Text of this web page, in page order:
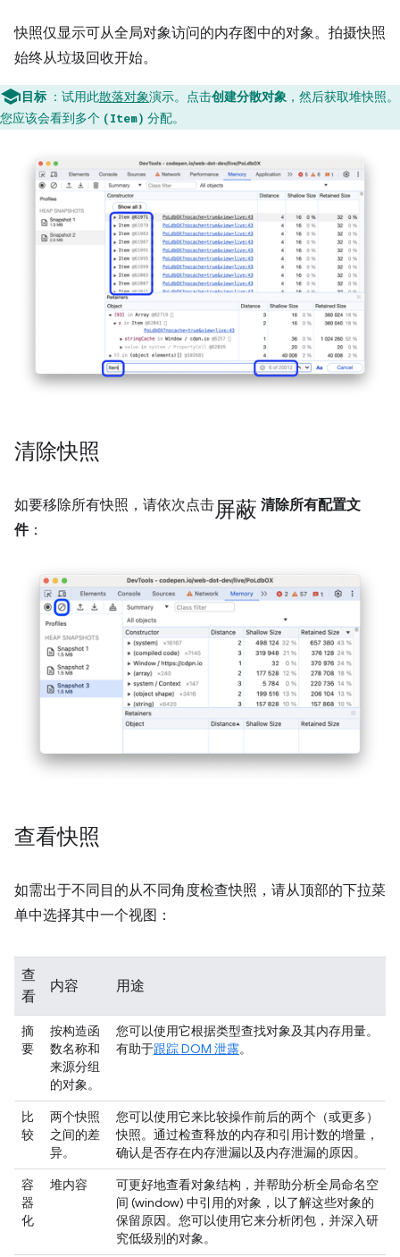
快照仅显示可从全局对象访问的内存图中的对象。拍摄快照
始终从垃圾回收开始。
目标 ：试用此散落对象演示。点击创建分散对象 ，然后获取堆快照。
您应该会看到多个 (Item) 分配。
清除快照
如要移除所有快照，请依次点击 屏蔽 清除所有配置文
件：
查看快照
如需出于不同目的从不同角度检查快照，请从顶部的下拉菜
单中选择其中一个视图：
查
看
内容 用途
摘
要
按构造函
数名称和
来源分组
的对象。
您可以使用它根据类型查找对象及其内存用量。
有助于跟踪 DOM 泄露。
比
较
两个快照
之间的差
异。
您可以使用它来比较操作前后的两个（或更多）
快照。通过检查释放的内存和引用计数的增量，
确认是否存在内存泄漏以及内存泄漏的原因。
容
器
化
堆内容
可更好地查看对象结构，并帮助分析全局命名空
间 (window) 中引用的对象，以了解这些对象的
保留原因。您可以使用它来分析闭包，并深入研
究低级别的对象。